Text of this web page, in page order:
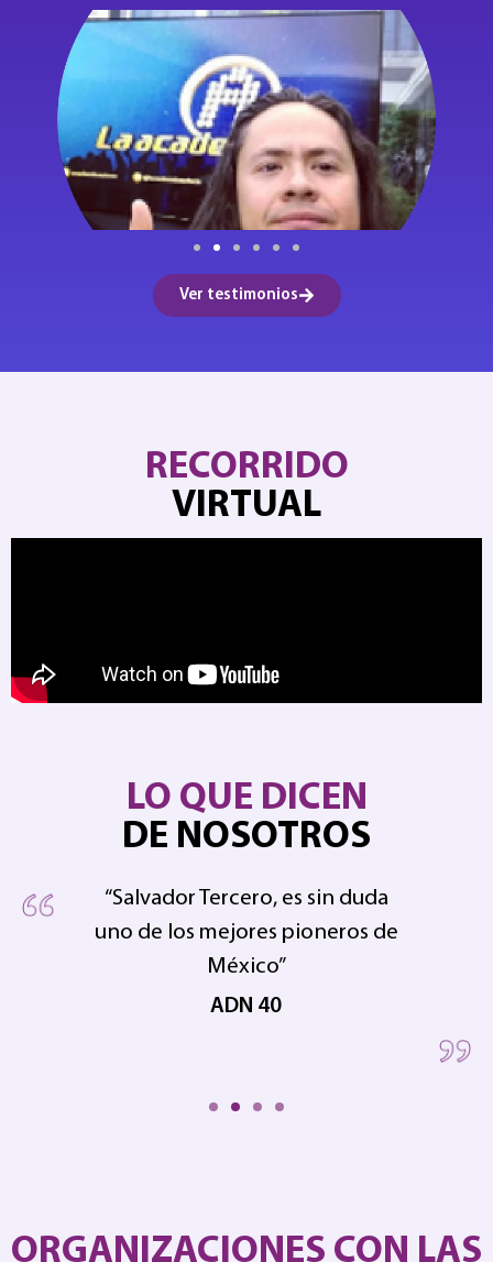
Ver testimonios
RECORRIDO
VIRTUAL
LO QUE DICEN
DE NOSOTROS
“Salvador Tercero, es sin duda
uno de los mejores pioneros de
México”
ADN 40
ORGANIZACIONES CON LAS